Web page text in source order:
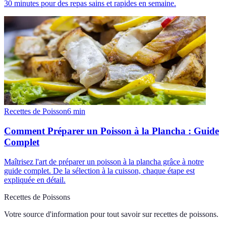
30 minutes pour des repas sains et rapides en semaine.
Recettes de Poisson6 min
Comment Préparer un Poisson à la Plancha : Guide
Complet
Maîtrisez l'art de préparer un poisson à la plancha grâce à notre
guide complet. De la sélection à la cuisson, chaque étape est
expliquée en détail.
Recettes de Poissons
Votre source d'information pour tout savoir sur recettes de poissons.